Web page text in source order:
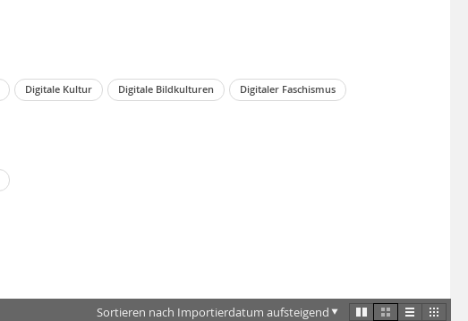
Digitale Kultur Digitale Bildkulturen
Digitaler Faschismus
Sortieren nach Importierdatum aufsteigend